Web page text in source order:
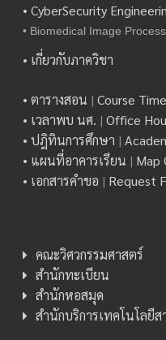
• CyberSecurity
• Biomedical Image
• เกี่ยวกับภาควิชา
• ตารางสอน | Course
• เวลาพบ นศ. | Office
• ปฎิทินการศึกษา |
• แผนที่อาคารเรียน | Map
• เอกสารคำขอ | Request
คณะวิศวกรรมศาสตร์
สำนักทะเบียน
สำนักหอสมุด
สำนักบริการเทคโนโลยี